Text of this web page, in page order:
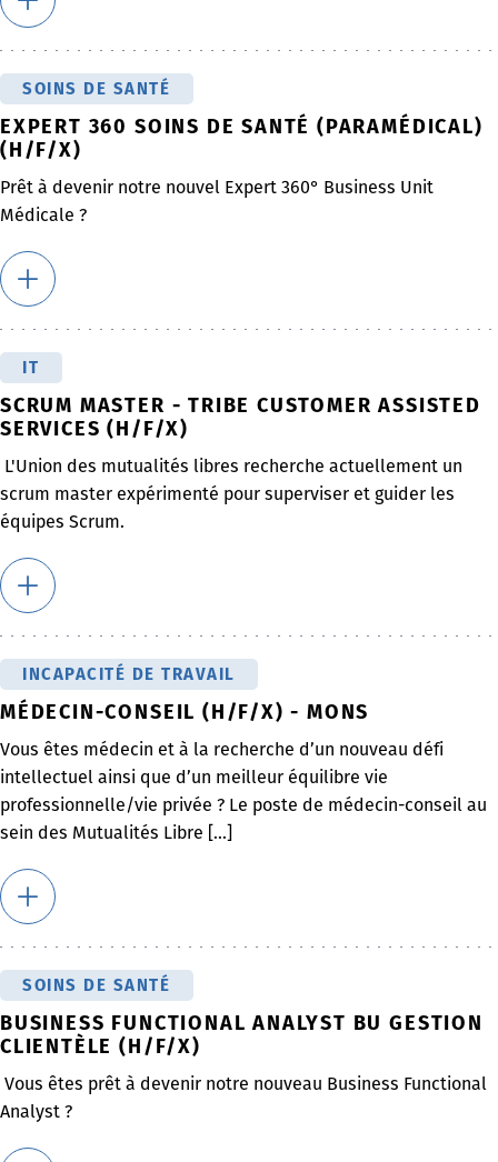
SOINS DE SANTÉ
EXPERT 360 SOINS DE SANTÉ (PARAMÉDICAL)
(H/F/X)
Prêt à devenir notre nouvel Expert 360° Business Unit
Médicale ?
IT
SCRUM MASTER - TRIBE CUSTOMER ASSISTED
SERVICES (H/F/X)
L'Union des mutualités libres recherche actuellement un
scrum master expérimenté pour superviser et guider les
équipes Scrum.
INCAPACITÉ DE TRAVAIL
MÉDECIN-CONSEIL (H/F/X) - MONS
Vous êtes médecin et à la recherche d’un nouveau défi
intellectuel ainsi que d’un meilleur équilibre vie
professionnelle/vie privée ? Le poste de médecin-conseil au
sein des Mutualités Libre [...]
SOINS DE SANTÉ
BUSINESS FUNCTIONAL ANALYST BU GESTION
CLIENTÈLE (H/F/X)
Vous êtes prêt à devenir notre nouveau Business Functional
Analyst ?